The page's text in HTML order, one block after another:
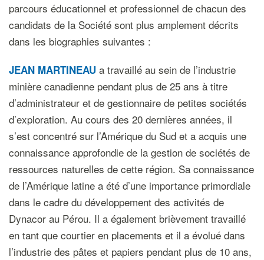
parcours éducationnel et professionnel de chacun des
candidats de la Société sont plus amplement décrits
dans les biographies suivantes :
JEAN MARTINEAU a travaillé au sein de l’industrie
minière canadienne pendant plus de 25 ans à titre
d’administrateur et de gestionnaire de petites sociétés
d’exploration. Au cours des 20 dernières années, il
s’est concentré sur l’Amérique du Sud et a acquis une
connaissance approfondie de la gestion de sociétés de
ressources naturelles de cette région. Sa connaissance
de l’Amérique latine a été d’une importance primordiale
dans le cadre du développement des activités de
Dynacor au Pérou. Il a également brièvement travaillé
en tant que courtier en placements et il a évolué dans
l’industrie des pâtes et papiers pendant plus de 10 ans,